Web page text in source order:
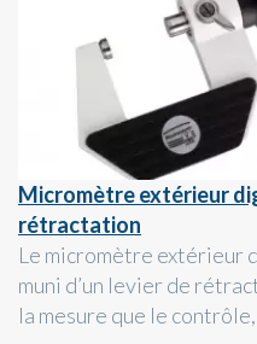
Micromètre extérieur
rétractation
Le micromètre extérieur
muni d’un levier de
la mesure que le